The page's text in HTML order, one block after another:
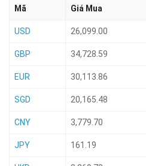
Mã Giá Mua
USD 26,099.00
GBP 34,728.59
EUR 30,113.86
SGD 20,165.48
CNY 3,779.70
JPY 161.19